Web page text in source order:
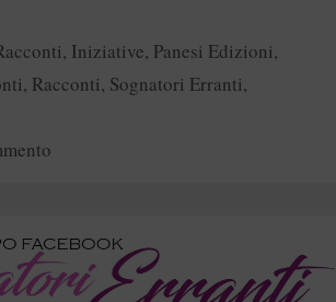
, Iniziative, Panesi Edizioni,
, Racconti, Sognatori Erranti,